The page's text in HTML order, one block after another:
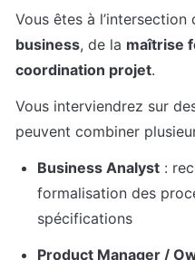
Vous êtes à l’intersection
business, de la maîtrise
coordination projet.
Vous interviendrez sur
peuvent combiner
Business Analyst :
formalisation des
spécifications
Product Manager /